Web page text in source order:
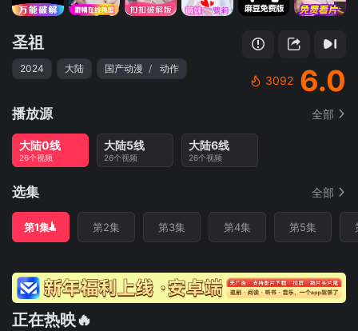
圣祖
2024 大陆 国产动漫 / 动作
3092 6.0
播放源 全部
大陆0线
26个视频
大陆5线
26个视频
大陆6线
26个视频
选集 全部
第1集 第2集 第3集 第4集 第5集
正在热映🔥